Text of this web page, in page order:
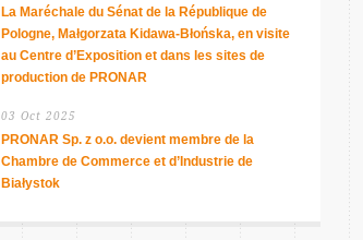
La Maréchale du Sénat de la République de
Pologne, Małgorzata Kidawa-Błońska, en visite
au Centre d’Exposition et dans les sites de
production de PRONAR
03 Oct 2025
PRONAR Sp. z o.o. devient membre de la
Chambre de Commerce et d’Industrie de
Białystok